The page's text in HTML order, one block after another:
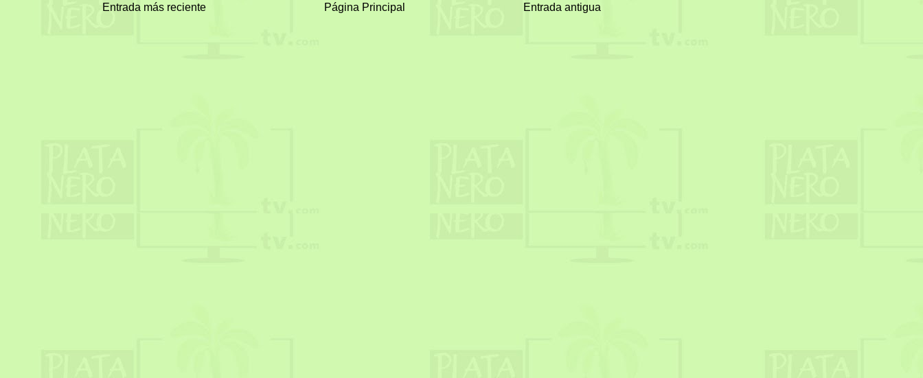
Entrada más reciente Entrada antigua
Página Principal